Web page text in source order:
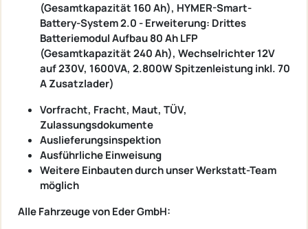
(Gesamtkapazität 160 Ah), HYMER-Smart-
Battery-System 2.0 - Erweiterung: Drittes
Batteriemodul Aufbau 80 Ah LFP
(Gesamtkapazität 240 Ah), Wechselrichter 12V
auf 230V, 1600VA, 2.800W Spitzenleistung inkl. 70
A Zusatzlader)
Vorfracht, Fracht, Maut, TÜV,
Zulassungsdokumente
Auslieferungsinspektion
Ausführliche Einweisung
Weitere Einbauten durch unser Werkstatt-Team
möglich
Alle Fahrzeuge von Eder GmbH: